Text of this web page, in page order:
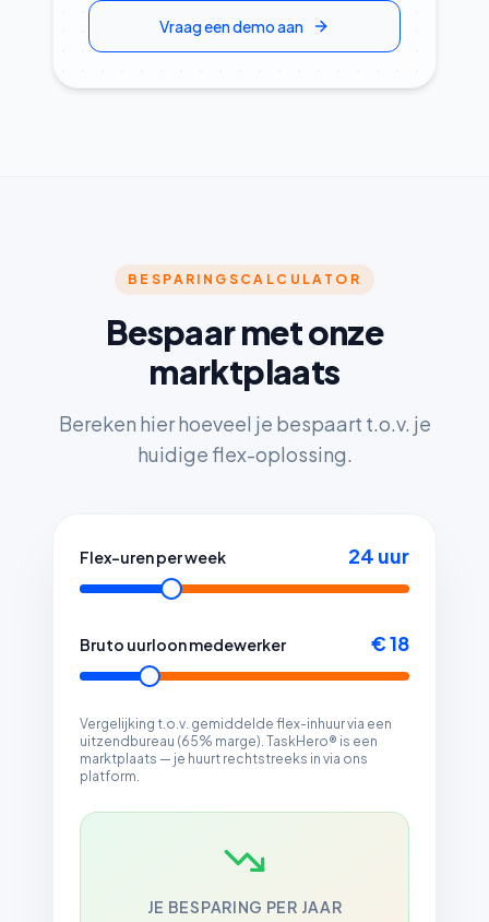
Vraag een demo aan
BESPARINGSCALCULATOR
Bespaar met onze
marktplaats
Bereken hier hoeveel je bespaart t.o.v. je
huidige flex-oplossing.
Flex-uren per week 24 uur
Bruto uurloon medewerker € 18
Vergelijking t.o.v. gemiddelde flex-inhuur via een
uitzendbureau (65% marge). TaskHero® is een
marktplaats — je huurt rechtstreeks in via ons
platform.
JE BESPARING PER JAAR